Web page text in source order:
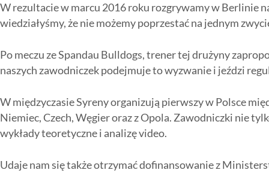
W rezultacie w marcu 2016 roku rozgrywamy w Berlinie
wiedziałyśmy, że nie możemy poprzestać na jednym
Po meczu ze Spandau Bulldogs, trener tej drużyny
naszych zawodniczek podejmuje to wyzwanie i jeździ
W międzyczasie Syreny organizują pierwszy w Polsce
Niemiec, Czech, Węgier oraz z Opola. Zawodniczki nie
wykłady teoretyczne i analizę video.
Udaje nam się także otrzymać dofinansowanie z